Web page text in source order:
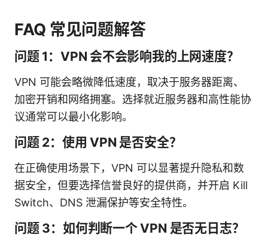
FAQ 常见问题解答
问题 1：VPN 会不会影响我的上网速度？
VPN 可能会略微降低速度，取决于服务器距离、
加密开销和网络拥塞。选择就近服务器和高性能协
议通常可以最小化影响。
问题 2：使用 VPN 是否安全？
在正确使用场景下，VPN 可以显著提升隐私和数
据安全，但要选择信誉良好的提供商，并开启 Kill
Switch、DNS 泄漏保护等安全特性。
问题 3：如何判断一个 VPN 是否无日志？